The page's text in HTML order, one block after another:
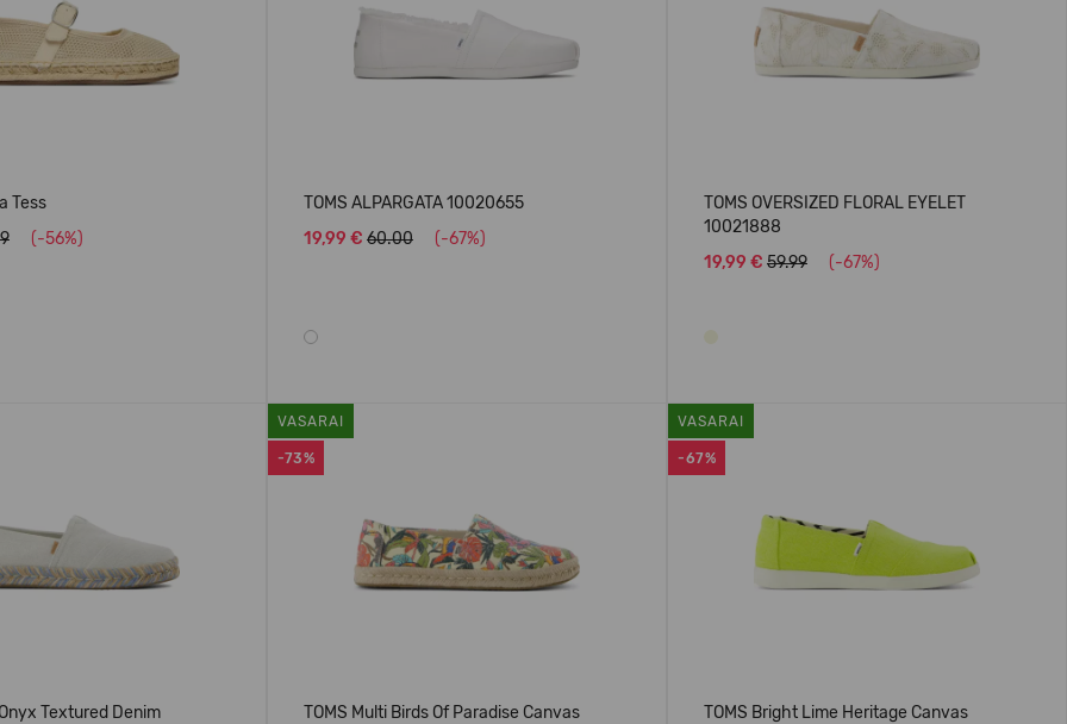
Tess
(-56%)
TOMS ALPARGATA 10020655
19,99 € 60.00 (-67%)
TOMS OVERSIZED FLORAL EYELET
10021888
19,99 € 59.99 (-67%)
Textured Denim
-73%
VASARAI
TOMS Multi Birds Of Paradise Canvas
-67%
VASARAI
TOMS Bright Lime Heritage Canvas